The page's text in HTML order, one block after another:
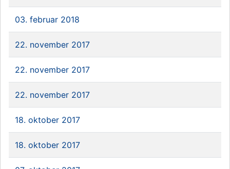
03. februar 2018
22. november 2017
22. november 2017
22. november 2017
18. oktober 2017
18. oktober 2017